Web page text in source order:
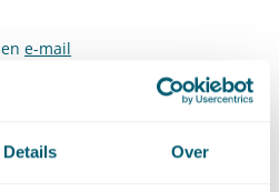
Details Over
en e-mail